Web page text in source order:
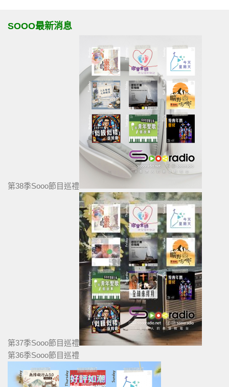
SOOO最新消息
第38季Sooo節目巡禮
第37季Sooo節目巡禮
第36季Sooo節目巡禮